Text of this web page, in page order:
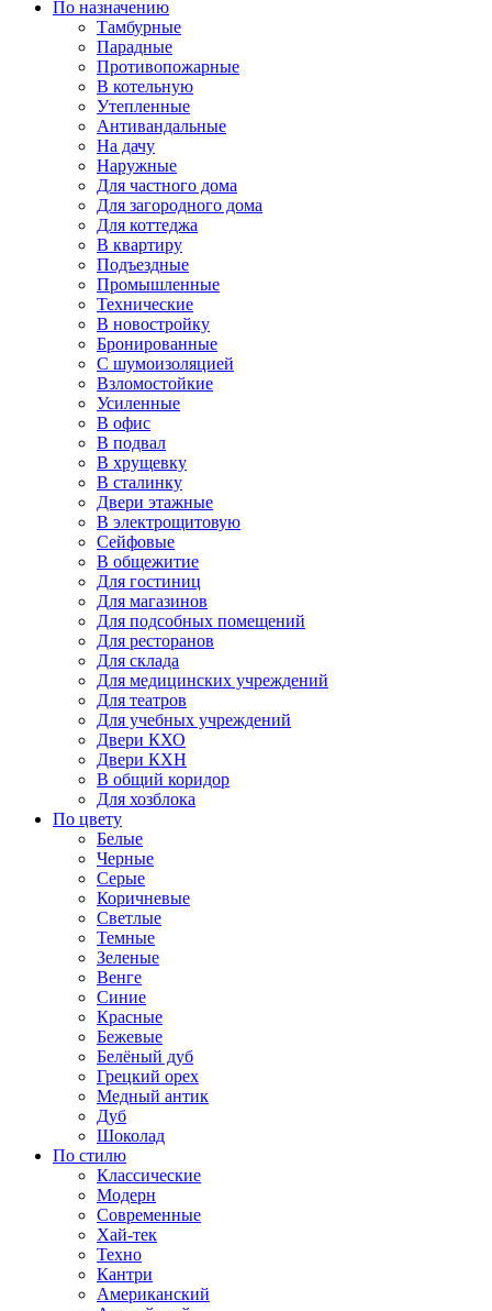
По назначению
Тамбурные
Парадные
Противопожарные
В котельную
Утепленные
Антивандальные
На дачу
Наружные
Для частного дома
Для загородного дома
Для коттеджа
В квартиру
Подъездные
Промышленные
Технические
В новостройку
Бронированные
С шумоизоляцией
Взломостойкие
Усиленные
В офис
В подвал
В хрущевку
В сталинку
Двери этажные
В электрощитовую
Сейфовые
В общежитие
Для гостиниц
Для магазинов
Для подсобных помещений
Для ресторанов
Для склада
Для медицинских учреждений
Для театров
Для учебных учреждений
Двери КХО
Двери КХН
В общий коридор
Для хозблока
По цвету
Белые
Черные
Серые
Коричневые
Светлые
Темные
Зеленые
Венге
Синие
Красные
Бежевые
Белёный дуб
Грецкий орех
Медный антик
Дуб
Шоколад
По стилю
Классические
Модерн
Современные
Хай-тек
Техно
Кантри
Американский